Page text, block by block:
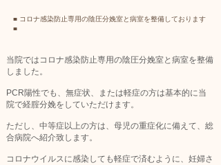
NADESHIKO
■ コロナ感染防止専用の陰圧分娩室と病室を整備しております
■
当院ではコロナ感染防止専用の陰圧分娩室と病室を整備
しました。
PCR陽性でも、無症状、または軽症の方は基本的に当
院で経腟分娩をしていただけます。
ただし、中等症以上の方は、母児の重症化に備えて、総
合病院へ紹介致します。
コロナウイルスに感染しても軽症で済むように、妊婦さ